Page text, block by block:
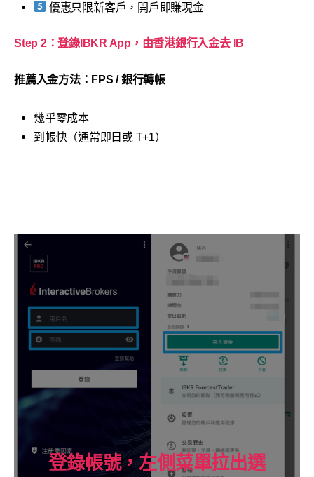
優惠只限新客戶，開戶即賺現金
Step 2：登錄IBKR App，由香港銀行入金去 IB
推薦入金方法：FPS / 銀行轉帳
幾乎零成本
到帳快（通常即日或 T+1）
登錄帳號，左側菜單拉出選